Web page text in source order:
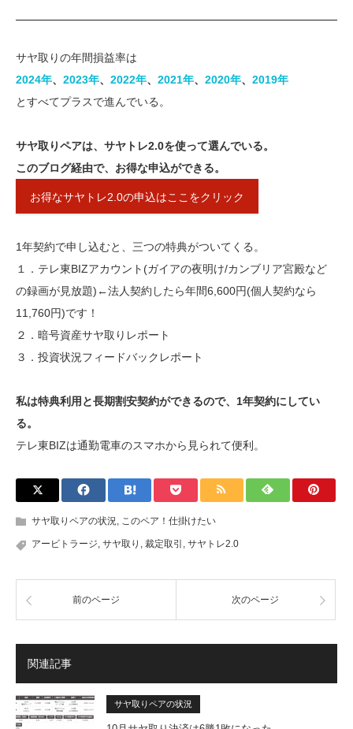
サヤ取りの年間損益率は
2024年、 2023年​、 ​2022年​、​ 2021年​、​​ 2020年​、 2019年
とすべてプラスで進んでいる。
サヤ取りペアは、サヤトレ2.0を使って選んでいる。
このブログ経由で、お得な申込ができる。
お得なサヤトレ2.0の申込はここをクリック
1年契約で申し込むと、三つの特典がついてくる。
１．テレ東BIZアカウント(ガイアの夜明け/カンブリア宮殿など
の録画が見放題)←法人契約したら年間6,600円(個人契約なら
11,760円)です！
２．暗号資産サヤ取りレポート
３．投資状況フィードバックレポート
私は特典利用と長期割安契約ができるので、1年契約にしてい
る。
テレ東BIZは通勤電車のスマホから見られて便利。
サヤ取りペアの状況 このペア！仕掛けたい
アービトラージ サヤ取り 裁定取引 サヤトレ2.0
前のページ 次のページ
関連記事
サヤ取りペアの状況